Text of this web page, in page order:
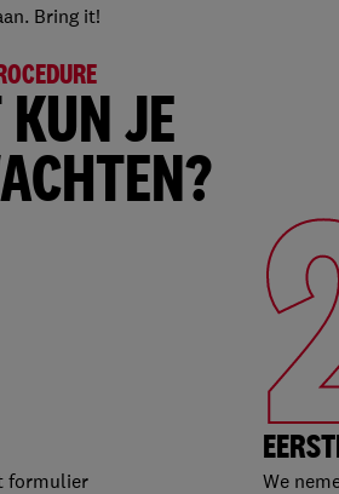
Bring it!
JE
formulier
We